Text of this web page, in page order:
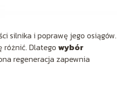
silnika i poprawę jego
różnić. Dlatego wybór
regeneracja zapewnia